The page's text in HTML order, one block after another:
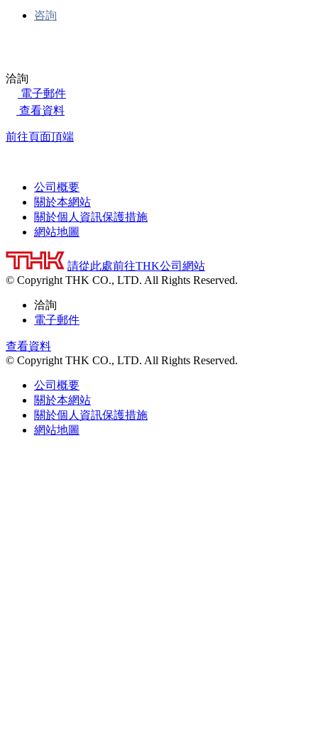
咨詢
洽詢
電子郵件
查看資料
前往頁面頂端
公司概要
關於本網站
關於個人資訊保護措施
網站地圖
請從此處前往THK公司網站
© Copyright THK CO., LTD. All Rights Reserved.
洽詢
電子郵件
查看資料
© Copyright THK CO., LTD. All Rights Reserved.
公司概要
關於本網站
關於個人資訊保護措施
網站地圖